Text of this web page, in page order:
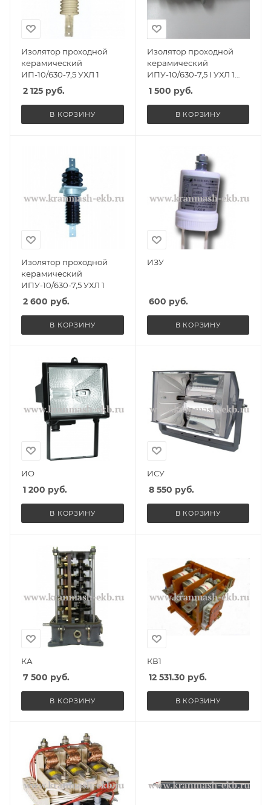
Изолятор проходной
керамический
ИП-10/630-7,5 УХЛ 1
2 125 руб.
В КОРЗИНУ
Изолятор проходной
керамический
ИПУ-10/630-7,5 I УХЛ 1
овальный фланец
1 500 руб.
В КОРЗИНУ
Изолятор проходной
керамический
ИПУ-10/630-7,5 УХЛ 1
2 600 руб.
В КОРЗИНУ
ИЗУ
600 руб.
В КОРЗИНУ
ИО
1 200 руб.
В КОРЗИНУ
ИСУ
8 550 руб.
В КОРЗИНУ
КА
7 500 руб.
В КОРЗИНУ
КВ1
12 531.30 руб.
В КОРЗИНУ